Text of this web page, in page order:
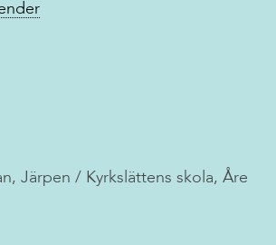
Järpen / Kyrkslättens skola, Åre